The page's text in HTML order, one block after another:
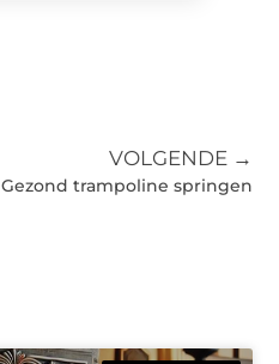
VOLGENDE →
Gezond trampoline springen